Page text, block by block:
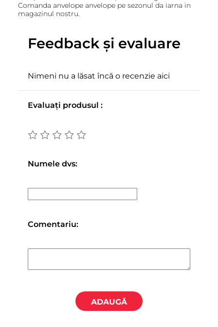
Comanda anvelope anvelope pe sezonul da iarna in
magazinul nostru.
Feedback și evaluare
Nimeni nu a lăsat încă o recenzie aici
Evaluați produsul :
Numele dvs:
Comentariu:
ADAUGĂ